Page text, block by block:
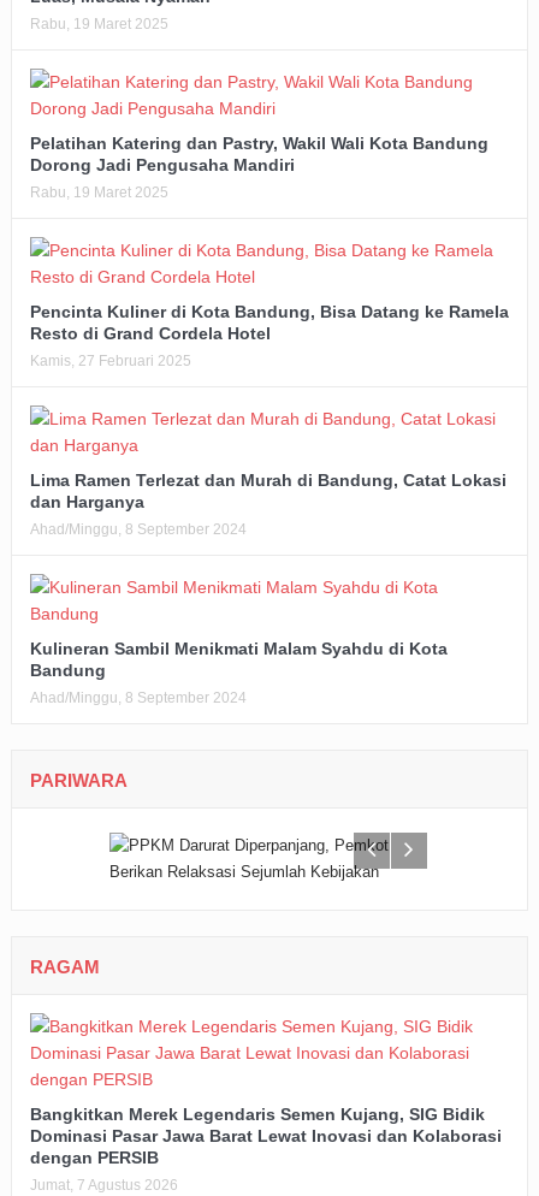
Rabu, 19 Maret 2025
Pelatihan Katering dan Pastry, Wakil Wali Kota Bandung
Dorong Jadi Pengusaha Mandiri
Rabu, 19 Maret 2025
Pencinta Kuliner di Kota Bandung, Bisa Datang ke Ramela
Resto di Grand Cordela Hotel
Kamis, 27 Februari 2025
Lima Ramen Terlezat dan Murah di Bandung, Catat Lokasi
dan Harganya
Ahad/Minggu, 8 September 2024
Kulineran Sambil Menikmati Malam Syahdu di Kota
Bandung
Ahad/Minggu, 8 September 2024
PARIWARA
RAGAM
Bangkitkan Merek Legendaris Semen Kujang, SIG Bidik
Dominasi Pasar Jawa Barat Lewat Inovasi dan Kolaborasi
dengan PERSIB
Jumat, 7 Agustus 2026